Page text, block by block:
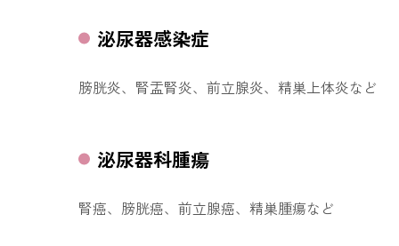
泌尿器感染症
膀胱炎、腎盂腎炎、前立腺炎、精巣上体炎など
泌尿器科腫瘍
腎癌、膀胱癌、前立腺癌、精巣腫瘍など